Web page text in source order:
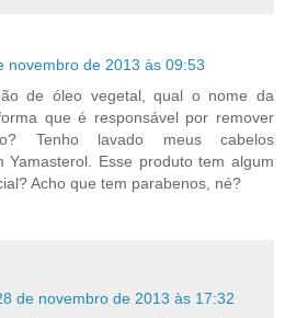
novembro de 2013 às 09:53
de óleo vegetal, qual o nome da
que é responsável por remover
Tenho lavado meus cabelos
Yamasterol. Esse produto tem algum
Acho que tem parabenos, né?
de novembro de 2013 às 17:32